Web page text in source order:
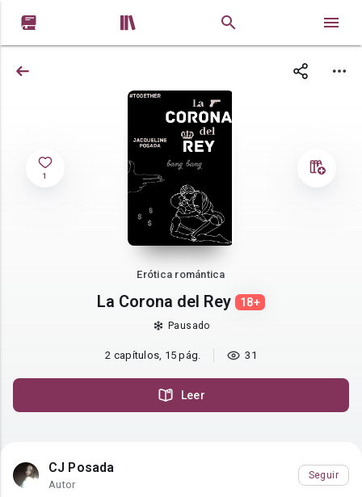
 
1
Erótica romántica
La Corona del Rey 18+
Pausado
2 capítulos, 15 pág. 31
Leer
CJ Posada
Autor
Seguir